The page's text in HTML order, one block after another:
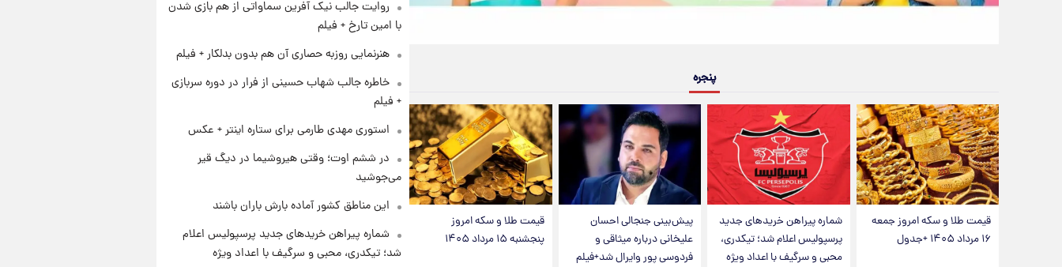
پنجره
قیمت طلا و سکه امروز جمعه
۱۶ مرداد ۱۴۰۵ +جدول
شماره پیراهن خریدهای جدید
پرسپولیس اعلام شد؛ تیکدری،
محبی و سرگیف با اعداد ویژه
پیش‌بینی جنجالی احسان
علیخانی درباره میثاقی و
فردوسی پور وایرال شد+فیلم
قیمت طلا و سکه امروز
پنجشنبه ۱۵ مرداد ۱۴۰۵
روایت جالب نیک آفرین سماواتی از هم بازی شدن
با امین تارخ + فیلم
هنرنمایی روزبه حصاری آن هم بدون بدلکار + فیلم
خاطره جالب شهاب حسینی از فرار در دوره سربازی
+ فیلم
استوری مهدی طارمی برای ستاره اینتر + عکس
در ششم اوت؛ وقتی هیروشیما در دیگ قیر
می‌جوشید
این مناطق کشور آماده بارش باران باشند
شماره پیراهن خریدهای جدید پرسپولیس اعلام
شد؛ تیکدری، محبی و سرگیف با اعداد ویژه